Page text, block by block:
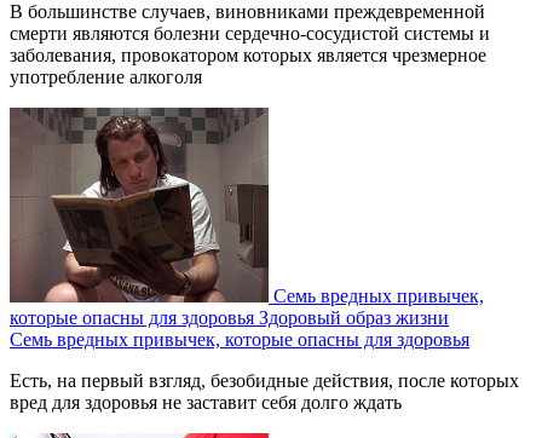
В большинстве случаев, виновниками преждевременной
смерти являются болезни сердечно-сосудистой системы и
заболевания, провокатором которых является чрезмерное
употребление алкоголя
Семь вредных привычек,
которые опасны для здоровья Здоровый образ жизни
Семь вредных привычек, которые опасны для здоровья
Есть, на первый взгляд, безобидные действия, после которых
вред для здоровья не заставит себя долго ждать